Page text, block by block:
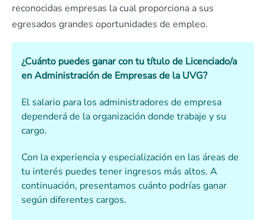
reconocidas empresas la cual proporciona a sus
egresados grandes oportunidades de empleo.
¿Cuánto puedes ganar con tu título de Licenciado/a
en Administración de Empresas de la UVG?
El salario para los administradores de empresa
dependerá de la organización donde trabaje y su
cargo.
Con la experiencia y especialización en las áreas de
tu interés puedes tener ingresos más altos. A
continuación, presentamos cuánto podrías ganar
según diferentes cargos.